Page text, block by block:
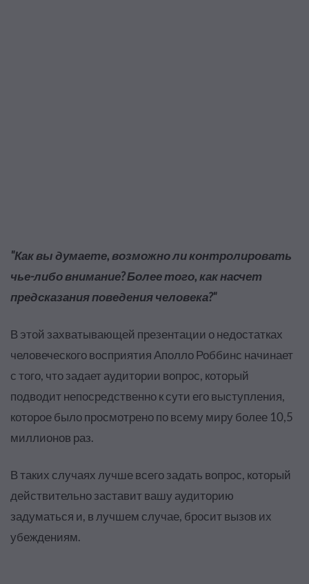
"Как вы думаете, возможно ли контролировать
чье-либо внимание? Более того, как насчет
предсказания поведения человека?"
В этой захватывающей презентации о недостатках
человеческого восприятия Аполло Роббинс начинает
с того, что задает аудитории вопрос, который
подводит непосредственно к сути его выступления,
которое было просмотрено по всему миру более 10,5
миллионов раз.
В таких случаях лучше всего задать вопрос, который
действительно заставит вашу аудиторию
задуматься и, в лучшем случае, бросит вызов их
убеждениям.